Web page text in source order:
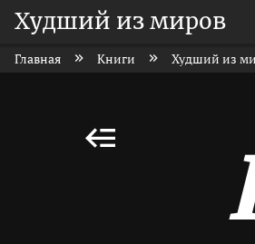
Худший из миров
Главная Книги Худший из